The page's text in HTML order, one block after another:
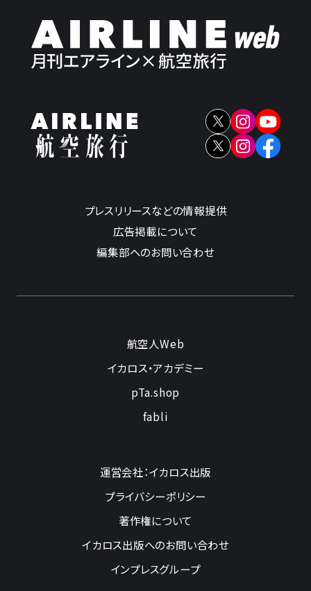
プレスリリースなどの情報提供
広告掲載について
編集部へのお問い合わせ
航空人Web
イカロス・アカデミー
pTa.shop
fabli
運営会社：イカロス出版
プライバシーポリシー
著作権について
イカロス出版へのお問い合わせ
インプレスグループ